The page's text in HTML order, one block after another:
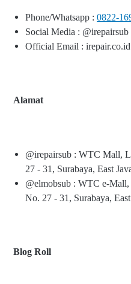
Phone/Whatsapp : 0822-
Social Media : @irepairsub
Official Email :
Alamat
@irepairsub : WTC Mall,
27 - 31, Surabaya, East
@elmobsub : WTC e-
No. 27 - 31, Surabaya,
Blog Roll